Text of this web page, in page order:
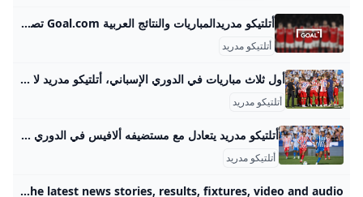
أتلتيكو مدريدالمباريات والنتائج العربية Goal.com تصفح أحدث النتائج والمباريات القادمة لـأتلتيكو مدريد. تعمق في المباريات الأخيرة لاكتشاف الهدافين والإحصائيات وأكثر من ذلك بكثير
أتلتيكو مدريد
أول ثلاث مباريات في الدوري الإسباني، أتلتيكو مدريد لا يزال بلا فوز - جازيتا إكسبريس أتلتيكو مدريد لا يزال بلا فوز في مبارياته الثلاث الأولى في الدوري الإسباني Shqipëriمقدونيانيست.كومبصمة قصيرة وألبانية كرة القدمكرة السلةرياضات أخرى فنموسيقىالنجوميةالتلفزيون/الأفلامأوتوتكمرحالسبت Shqipëriمقدونيانيست.كومبصمة قصيرة وألبانية كرة القدمكرة السلةرياضات أخرى فنموسيقىالنجوميةالتلفزيون/الأفلامأوتوتكمرحالسبت غازيتا اكسبريس 30/08/2025 19:13 كرة القدم غازيتا اكسبريس 30/08/2025 19:13 غازيتا اكسبريس 30/08/2025 19:13لم تكن بداية موسم 2025/26 من الدوري الإسباني جيدة بالنسبة لأتلتيكو مدريد. ولم يحقق الفريق بقيادة دييغو سيميوني أي فوز في مبارياته الثلاث الأولى، حيث تعادل في اثنتين وخسر المباراة الأولى في الموسم.
أتلتيكو مدريد
أتلتيكو مدريد يتعادل مع مستضيفه ألافيس في الدوري الإسباني - S A N A – الوكالة العربية السورية للأنباء مدريد-سانا منذ يوم واحد منذ 45 دقيقة منذ 51 دقيقة منذ 60 دقيقة منذ ساعة واحدة اشترك في النشرة الإخبارية لدينا للحصول على أحدث مقالاتنا!
أتلتيكو مدريد
Atlético Madrid - BBC Sport The home of Atlético Madrid on BBC Sport online. Includes the latest news stories, results, fixtures, video and audio.